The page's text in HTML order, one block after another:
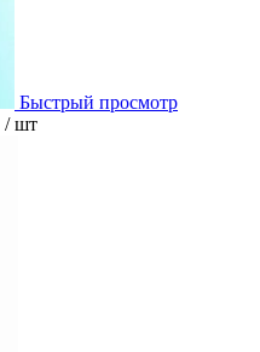
Быстрый просмотр
/ шт